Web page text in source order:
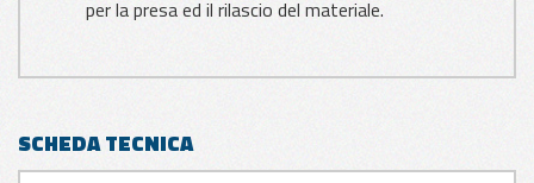
per la presa ed il rilascio del materiale.
SCHEDA TECNICA